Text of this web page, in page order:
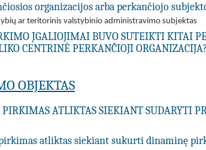
organizacijos arba perkančiojo
ar teritorinis valstybinio administravimo subjektas
ĮGALIOJIMAI BUVO SUTEIKTI KITAI
CENTRINĖ PERKANČIOJI
OBJEKTAS
PIRKIMAS ATLIKTAS SIEKIANT SUDARYTI
atliktas siekiant sukurti dinaminę